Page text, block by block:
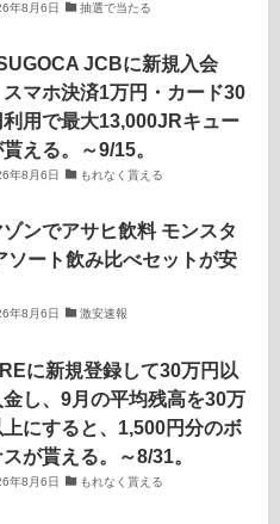
年8月6日 抽選で当たる
JCBに新規入会
スマホ決済1万円・カード30
利用で最大13,000JRキュー
える。～9/15。
年8月6日 もれなく貰える
ゾンでアサヒ飲料 モンスタ
ソート飲み比べセットが安
年8月6日 激安速報
に新規登録して30万円以
金し、9月の平均残高を30万
上にすると、1,500円分のボ
が貰える。～8/31。
年8月6日 もれなく貰える